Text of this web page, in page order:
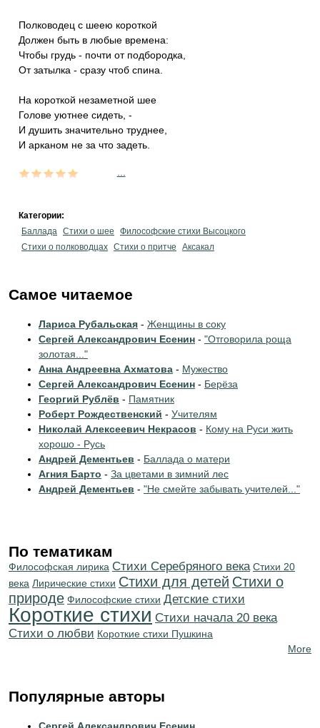
Полководец с шеею короткой
Должен быть в любые времена:
Чтобы грудь - почти от подбородка,
От затылка - сразу чтоб спина.
На короткой незаметной шее
Голове уютнее сидеть, -
И душить значительно труднее,
И арканом не за что задеть.
Категории:
Баллада Стихи о шее
Философские стихи Высоцкого
Стихи о полководцах Стихи о притче Аксакал
Самое читаемое
Лариса Рубальская - Женщины в соку
Сергей Александрович Есенин - "Отговорила роща
золотая..."
Анна Андреевна Ахматова - Мужество
Сергей Александрович Есенин - Берёза
Георгий Рублёв - Памятник
Роберт Рождественский - Учителям
Николай Алексеевич Некрасов - Кому на Руси жить
хорошо - Русь
Андрей Дементьев - Баллада о матери
Агния Барто - За цветами в зимний лес
Андрей Дементьев - "Не смейте забывать учителей..."
По тематикам
Философская лирика Cтихи Серебряного века Стихи 20
века Лирические стихи Стихи для детей Стихи о
природе Философские стихи Детские стихи
Короткие стихи Cтихи начала 20 века
Стихи о любви Короткие стихи Пушкина
More
Популярные авторы